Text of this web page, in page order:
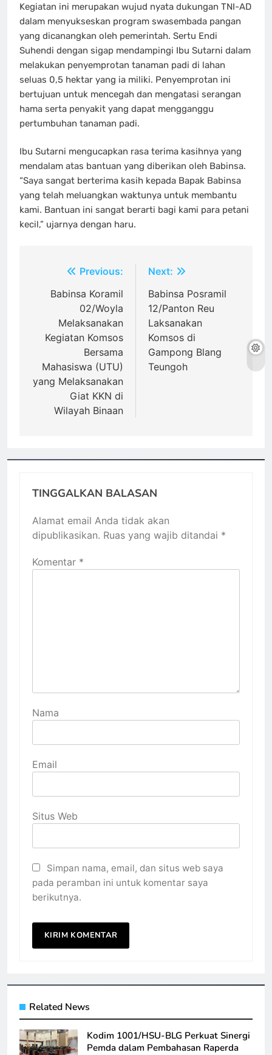
Kegiatan ini merupakan wujud nyata dukungan TNI-AD
dalam menyukseskan program swasembada pangan
yang dicanangkan oleh pemerintah. Sertu Endi
Suhendi dengan sigap mendampingi Ibu Sutarni dalam
melakukan penyemprotan tanaman padi di lahan
seluas 0,5 hektar yang ia miliki. Penyemprotan ini
bertujuan untuk mencegah dan mengatasi serangan
hama serta penyakit yang dapat mengganggu
pertumbuhan tanaman padi.
Ibu Sutarni mengucapkan rasa terima kasihnya yang
mendalam atas bantuan yang diberikan oleh Babinsa.
“Saya sangat berterima kasih kepada Bapak Babinsa
yang telah meluangkan waktunya untuk membantu
kami. Bantuan ini sangat berarti bagi kami para petani
kecil,” ujarnya dengan haru.
Navigasi
pos
Previous:
Babinsa Koramil
02/Woyla
Melaksanakan
Kegiatan Komsos
Bersama
Mahasiswa (UTU)
yang Melaksanakan
Giat KKN di
Wilayah Binaan
Next:
Babinsa Posramil
12/Panton Reu
Laksanakan
Komsos di
Gampong Blang
Teungoh
TINGGALKAN BALASAN
Alamat email Anda tidak akan
dipublikasikan. Ruas yang wajib ditandai *
Komentar *
Nama
Email
Situs Web
Simpan nama, email, dan situs web saya
pada peramban ini untuk komentar saya
berikutnya.
Related News
Kodim 1001/HSU-BLG Perkuat Sinergi
Pemda dalam Pembahasan Raperda